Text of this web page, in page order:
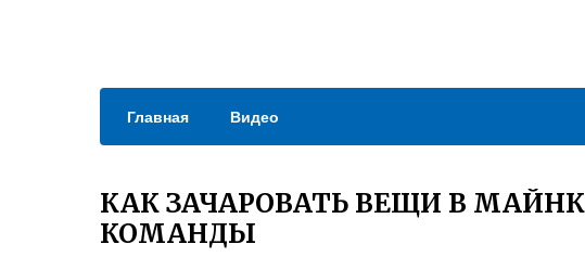
Главная Видео
КАК ЗАЧАРОВАТЬ ВЕЩИ В
КОМАНДЫ